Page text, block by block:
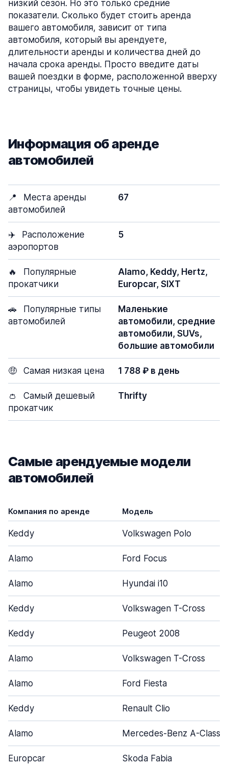
низкий сезон. Но это только средние
показатели. Сколько будет стоить аренда
вашего автомобиля, зависит от типа
автомобиля, который вы арендуете,
длительности аренды и количества дней до
начала срока аренды. Просто введите даты
вашей поездки в форме, расположенной вверху
страницы, чтобы увидеть точные цены.
Информация об аренде
автомобилей
📍
Места аренды
автомобилей
67
✈️
Расположение
аэропортов
5
🔥
Популярные
прокатчики
Alamo, Keddy, Hertz,
Europcar, SIXT
🚗
Популярные типы
автомобилей
Маленькие
автомобили, средние
автомобили, SUVs,
большие автомобили
🤑 Самая низкая цена 1 788 ₽ в день
👛
Самый дешевый
прокатчик
Thrifty
Самые арендуемые модели
автомобилей
Компания по аренде Модель
Keddy Volkswagen Polo
Alamo Ford Focus
Alamo Hyundai i10
Keddy Volkswagen T-Cross
Keddy Peugeot 2008
Alamo Volkswagen T-Cross
Alamo Ford Fiesta
Keddy Renault Clio
Alamo Mercedes-Benz A-Class
Europcar Skoda Fabia